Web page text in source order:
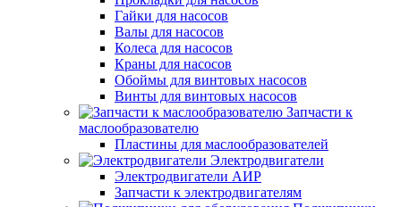
Гайки для насосов
Валы для насосов
Колеса для насосов
Краны для насосов
Обоймы для винтовых насосов
Винты для винтовых насосов
Запчасти к
маслообразователю
Пластины для маслообразователей
Электродвигатели
Электродвигатели АИР
Запчасти к электродвигателям